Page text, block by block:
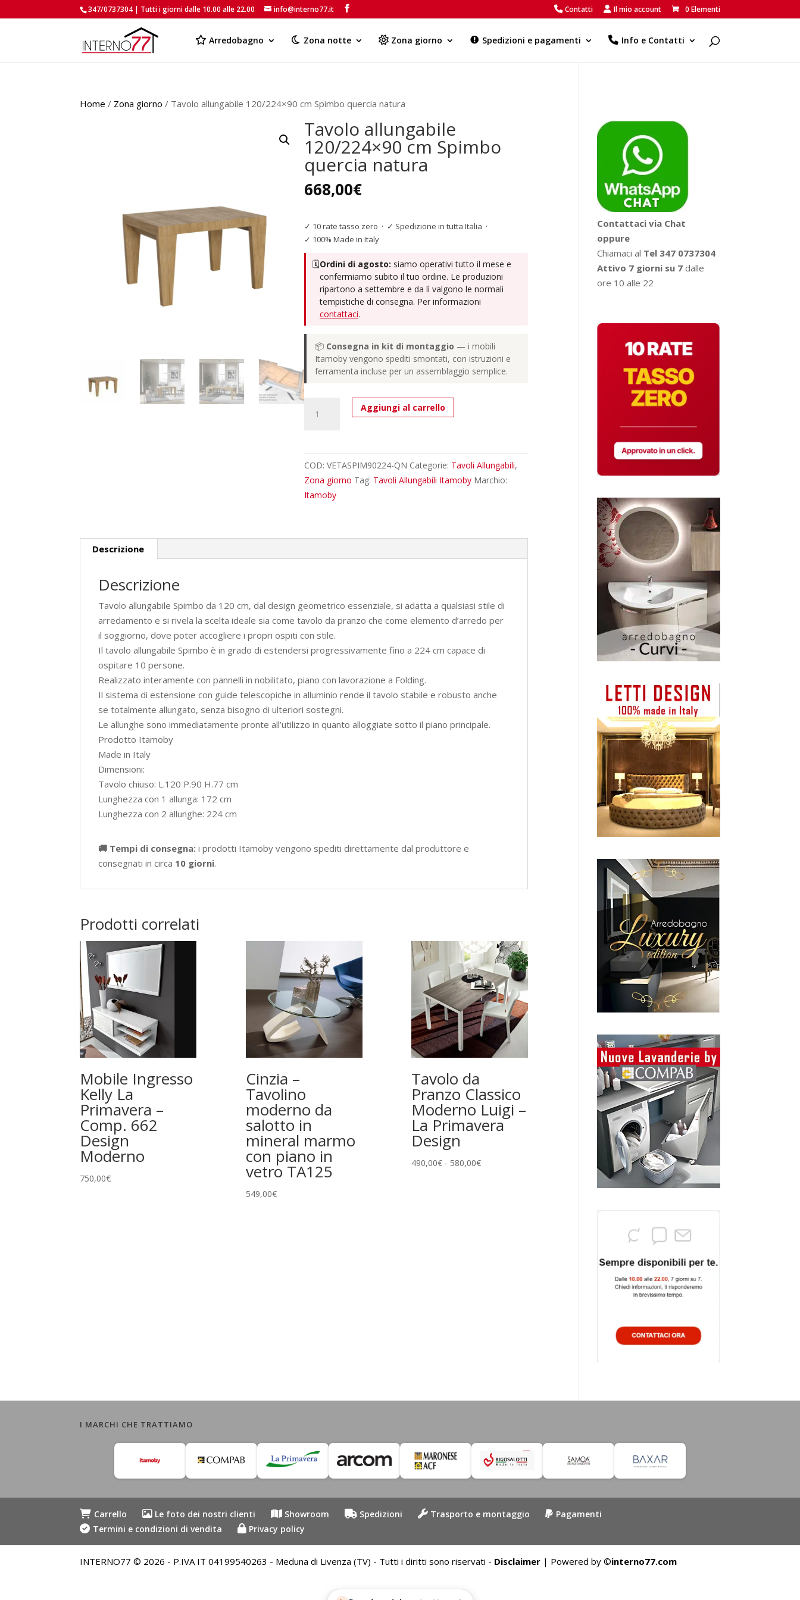
347/0737304 | Tutti i giorni dalle 10.00 alle 22.00 info@interno77.it Contatti Il mio account 0 Elementi
Arredobagno Zona notte Zona giorno Spedizioni e pagamenti Info e Contatti
Products
Home / Zona giorno / Tavolo allungabile 120/224×90 cm Spimbo quercia natura
Tavolo allungabile
120/224×90 cm Spimbo
quercia natura
668,00€
✓ 10 rate tasso zero · ✓ Spedizione in tutta Italia ·
✓ 100% Made in Italy
🗓️Ordini di agosto: siamo operativi tutto il mese e
confermiamo subito il tuo ordine. Le produzioni
ripartono a settembre e da lì valgono le normali
tempistiche di consegna. Per informazioni
contattaci.
📦 Consegna in kit di montaggio — i mobili
Itamoby vengono spediti smontati, con istruzioni e
ferramenta incluse per un assemblaggio semplice.
Tavolo
allungabile
Spimbo
quercia
natura
Aggiungi al carrello
COD: VETASPIM90224-QN Categorie: Tavoli Allungabili,
Zona giorno Tag: Tavoli Allungabili Itamoby Marchio:
Itamoby
Descrizione
Descrizione
Tavolo allungabile Spimbo da 120 cm, dal design geometrico essenziale, si adatta a qualsiasi stile di
arredamento e si rivela la scelta ideale sia come tavolo da pranzo che come elemento d’arredo per
il soggiorno, dove poter accogliere i propri ospiti con stile.
Il tavolo allungabile Spimbo è in grado di estendersi progressivamente fino a 224 cm capace di
ospitare 10 persone.
Realizzato interamente con pannelli in nobilitato, piano con lavorazione a Folding.
Il sistema di estensione con guide telescopiche in alluminio rende il tavolo stabile e robusto anche
se totalmente allungato, senza bisogno di ulteriori sostegni.
Le allunghe sono immediatamente pronte all’utilizzo in quanto alloggiate sotto il piano principale.
Prodotto Itamoby
Made in Italy
Dimensioni:
Tavolo chiuso: L.120 P.90 H.77 cm
Lunghezza con 1 allunga: 172 cm
Lunghezza con 2 allunghe: 224 cm
🚚 Tempi di consegna: i prodotti Itamoby vengono spediti direttamente dal produttore e
consegnati in circa 10 giorni.
Prodotti correlati
Mobile Ingresso
Kelly La
Primavera –
Comp. 662
Design
Moderno
750,00€
Cinzia –
Tavolino
moderno da
salotto in
mineral marmo
con piano in
vetro TA125
549,00€
Tavolo da
Pranzo Classico
Moderno Luigi –
La Primavera
Design
490,00€ - 580,00€Fascia
Contattaci via Chat
oppure
Chiamaci al Tel 347 0737304
Attivo 7 giorni su 7 dalle
ore 10 alle 22
I MARCHI CHE TRATTIAMO
Carrello Le foto dei nostri clienti Showroom Spedizioni Trasporto e montaggio
Pagamenti
Termini e condizioni di vendita
Privacy policy
INTERNO77 © 2026 - P.IVA IT 04199540263 - Meduna di Livenza (TV) - Tutti i diritti sono riservati - Disclaimer | Powered by ©interno77.com